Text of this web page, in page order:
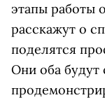
этапы работы
расскажут о
поделятся
Они оба будут